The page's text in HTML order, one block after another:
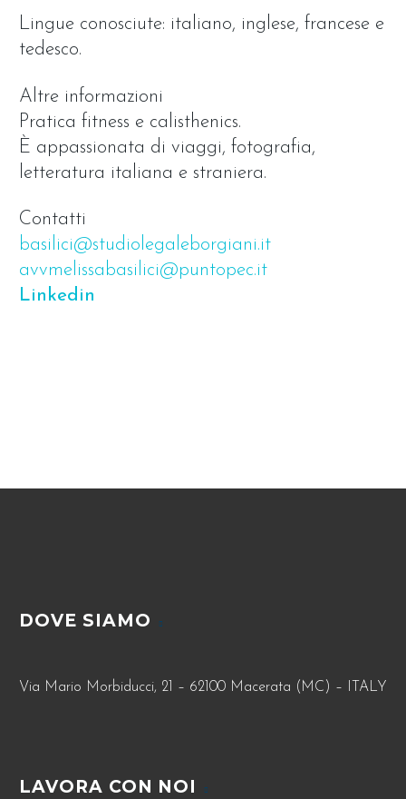
Lingue conosciute: italiano, inglese, francese e
tedesco.
Altre informazioni
Pratica fitness e calisthenics.
È appassionata di viaggi, fotografia,
letteratura italiana e straniera.
Contatti
basilici@studiolegaleborgiani.it
avvmelissabasilici@puntopec.it
Linkedin
DOVE SIAMO
Via Mario Morbiducci, 21 – 62100 Macerata (MC) – ITALY
LAVORA CON NOI